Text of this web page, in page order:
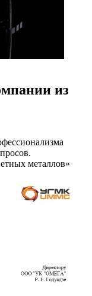
из
металлов»